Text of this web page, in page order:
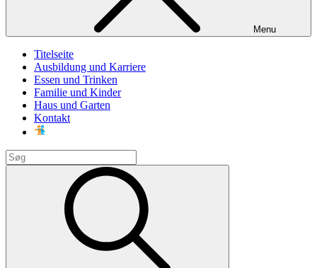
Menu
Titelseite
Ausbildung und Karriere
Essen und Trinken
Familie und Kinder
Haus und Garten
Kontakt
Search
for: